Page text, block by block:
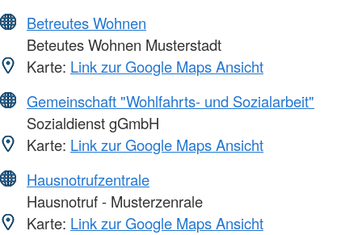
Betreutes Wohnen
Beteutes Wohnen Musterstadt
Karte: Link zur Google Maps Ansicht
Gemeinschaft "Wohlfahrts- und Sozialarbeit"
Sozialdienst gGmbH
Karte: Link zur Google Maps Ansicht
Hausnotrufzentrale
Hausnotruf - Musterzenrale
Karte: Link zur Google Maps Ansicht